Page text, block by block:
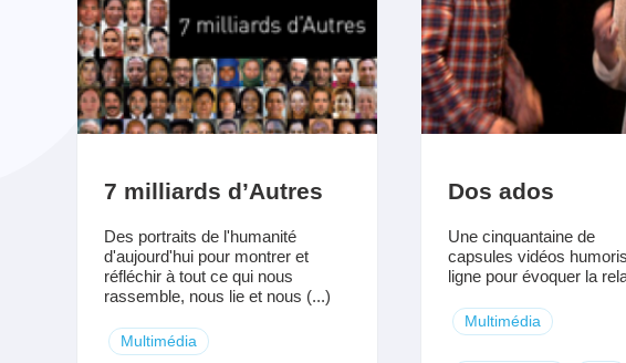
7 milliards d’Autres
Des portraits de l'humanité
d'aujourd'hui pour montrer et
réfléchir à tout ce qui nous
rassemble, nous lie et nous (...)
Multimédia
Dos ados
Une cinquantaine de
capsules vidéos
ligne pour évoquer la
Multimédia